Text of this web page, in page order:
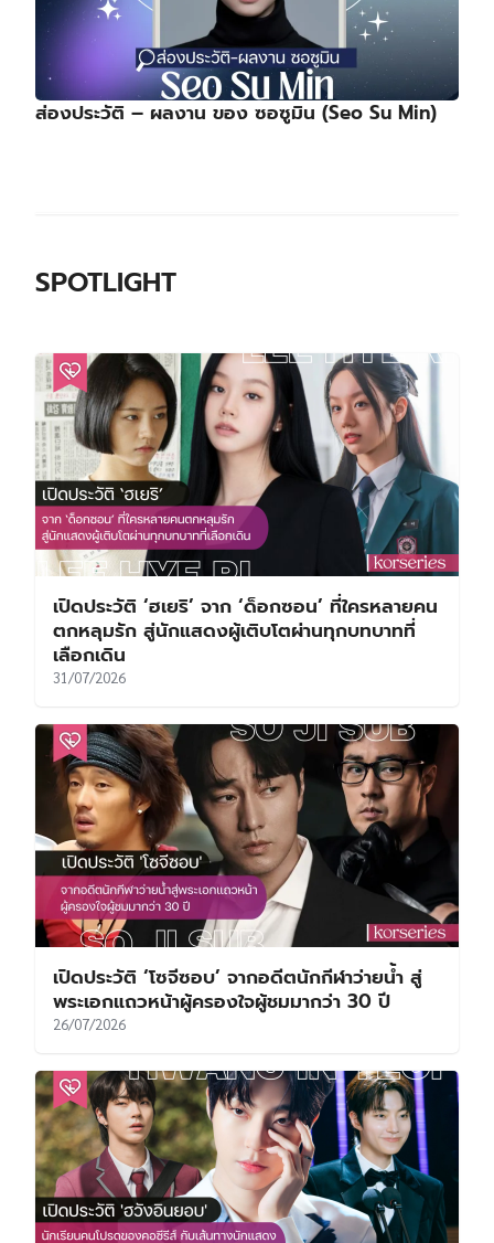
ส่องประวัติ – ผลงาน ของ ซอซูมิน (Seo Su Min)
SPOTLIGHT
เปิดประวัติ ‘ฮเยริ’ จาก ‘ด็อกซอน’ ที่ใครหลายคน
ตกหลุมรัก สู่นักแสดงผู้เติบโตผ่านทุกบทบาทที่
เลือกเดิน
31/07/2026
เปิดประวัติ ‘โซจีซอบ’ จากอดีตนักกีฬาว่ายน้ำ สู่
พระเอกแถวหน้าผู้ครองใจผู้ชมมากว่า 30 ปี
26/07/2026